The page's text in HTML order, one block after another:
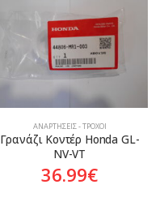
ΑΝΑΡΤΉΣΕΙΣ - ΤΡΟΧΟΊ
Γρανάζι Κοντέρ Honda GL-
NV-VT
36.99€